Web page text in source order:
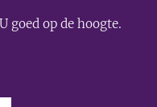
goed op de hoogte.